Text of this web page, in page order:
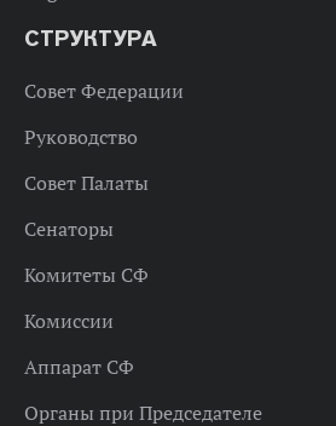
СТРУКТУРА
Совет Федерации
Руководство
Совет Палаты
Сенаторы
Комитеты СФ
Комиссии
Аппарат СФ
Органы при Председателе